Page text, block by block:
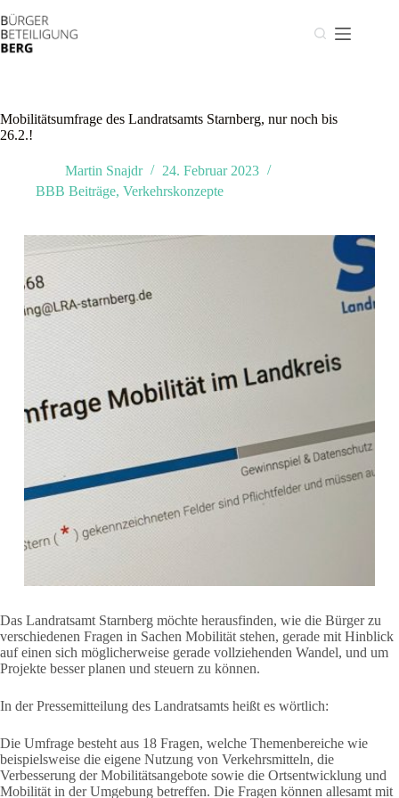
Inhalt
springen
Mobilitätsumfrage des Landratsamts Starnberg, nur noch bis
26.2.!
Martin Snajdr
24. Februar 2023
BBB Beiträge, Verkehrskonzepte
Das Landratsamt Starnberg möchte herausfinden, wie die Bürger zu
verschiedenen Fragen in Sachen Mobilität stehen, gerade mit Hinblick
auf einen sich möglicherweise gerade vollziehenden Wandel, und um
Projekte besser planen und steuern zu können.
In der Pressemitteilung des Landratsamts heißt es wörtlich:
Die Umfrage besteht aus 18 Fragen, welche Themenbereiche wie
beispielsweise die eigene Nutzung von Verkehrsmitteln, die
Verbesserung der Mobilitätsangebote sowie die Ortsentwicklung und
Mobilität in der Umgebung betreffen. Die Fragen können allesamt mit